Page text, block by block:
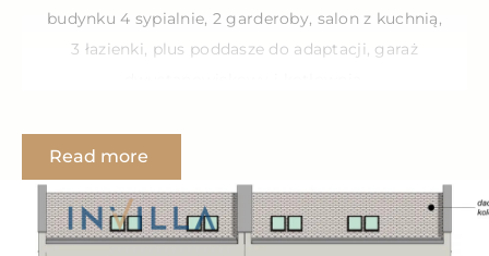
budynku 4 sypialnie, 2 garderoby, salon z kuchnią,
3 łazienki, plus poddasze do adaptacji, garaż
okolicy przy ul. Julianowskiej.
Read more